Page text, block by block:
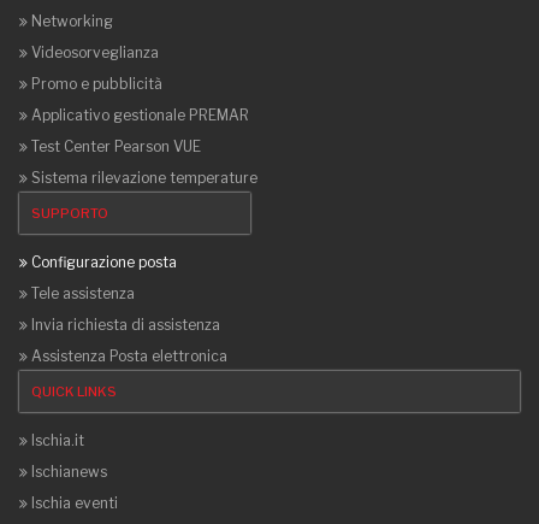
Networking
Videosorveglianza
Promo e pubblicità
Applicativo gestionale PREMAR
Test Center Pearson VUE
Sistema rilevazione temperature
SUPPORTO
Configurazione posta
Tele assistenza
Invia richiesta di assistenza
Assistenza Posta elettronica
QUICK LINKS
Ischia.it
Ischianews
Ischia eventi